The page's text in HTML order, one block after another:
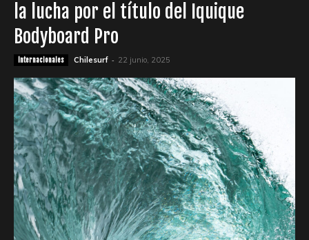
la lucha por el título del Iquique
Bodyboard Pro
Internacionales Chilesurf - 22 junio, 2025